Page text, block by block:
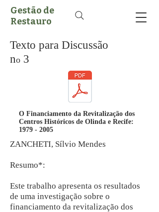
Gestão de
Restauro
Texto para Discussão
no 3
O Financiamento da Revitalização dos
Centros Históricos de Olinda e Recife:
1979 - 2005
ZANCHETI, Sílvio Mendes
Resumo*:
Este trabalho apresenta os resultados
de uma investigação sobre o
financiamento da revitalização dos